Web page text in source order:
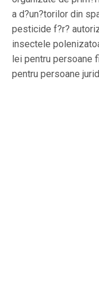
a d?un?torilor din
pesticide f?r?
insectele
lei pentru persoane
pentru persoane